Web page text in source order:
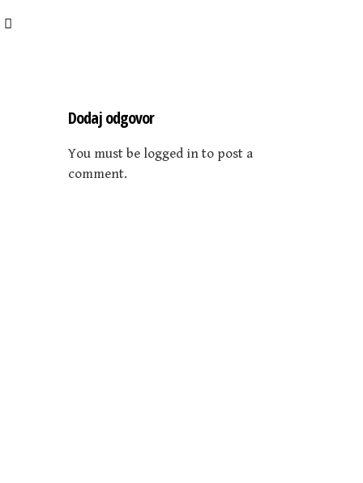
Dodaj odgovor
You must be logged in to post a
comment.